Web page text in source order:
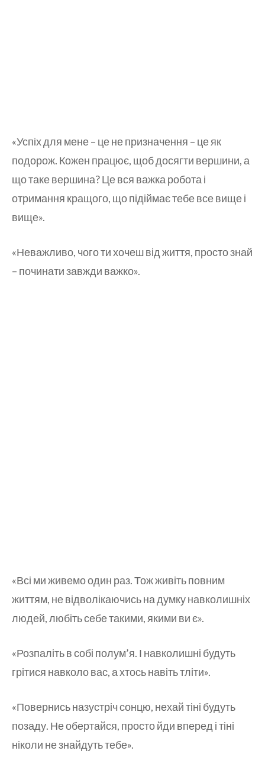
«Успіх для мене – це не призначення – це як
подорож. Кожен працює, щоб досягти вершини, а
що таке вершина? Це вся важка робота і
отримання кращого, що підіймає тебе все вище і
вище».
«Неважливо, чого ти хочеш від життя, просто знай
– починати завжди важко».
«Всі ми живемо один раз. Тож живіть повним
життям, не відволікаючись на думку навколишніх
людей, любіть себе такими, якими ви є».
«Розпаліть в собі полум’я. І навколишні будуть
грітися навколо вас, а хтось навіть тліти».
«Повернись назустріч сонцю, нехай тіні будуть
позаду. Не обертайся, просто йди вперед і тіні
ніколи не знайдуть тебе».